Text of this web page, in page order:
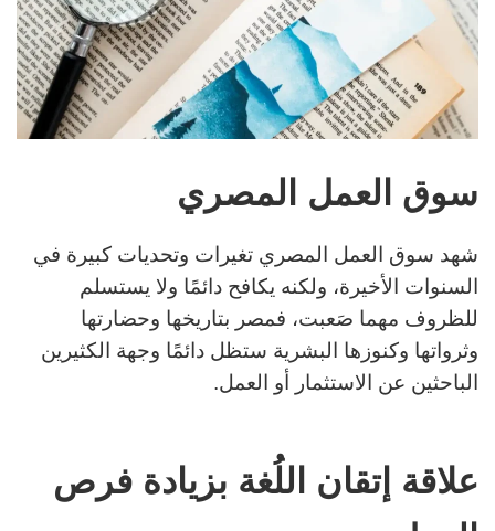
سوق العمل المصري
شهد سوق العمل المصري تغيرات وتحديات كبيرة في
السنوات الأخيرة، ولكنه يكافح دائمًا ولا يستسلم
للظروف مهما صَعبت، فمصر بتاريخها وحضارتها
وثرواتها وكنوزها البشرية ستظل دائمًا وجهة الكثيرين
الباحثين عن الاستثمار أو العمل.
علاقة إتقان اللُغة بزيادة فرص